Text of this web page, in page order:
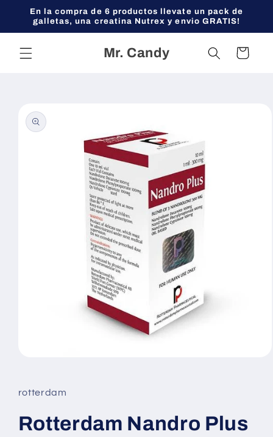
directamente
al contenido
En la compra de 6 productos llevate un pack de
galletas, una creatina Nutrex y envio GRATIS!
Mr. Candy Carrito
información
en
ventana
modal
rotterdam
Rotterdam Nandro Plus